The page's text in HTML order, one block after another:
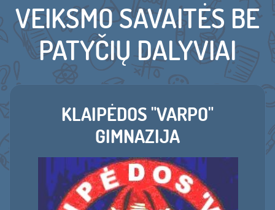
VEIKSMO SAVAITĖS BE
PATYČIŲ DALYVIAI
KLAIPĖDOS "VARPO"
GIMNAZIJA